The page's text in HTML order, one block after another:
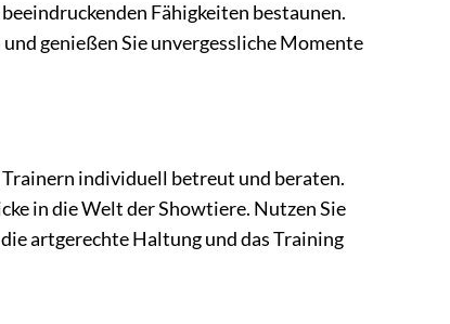
Fähigkeiten bestaunen.
genießen Sie unvergessliche Momente
Trainern individuell betreut und beraten.
in die Welt der Showtiere. Nutzen Sie
artgerechte Haltung und das Training